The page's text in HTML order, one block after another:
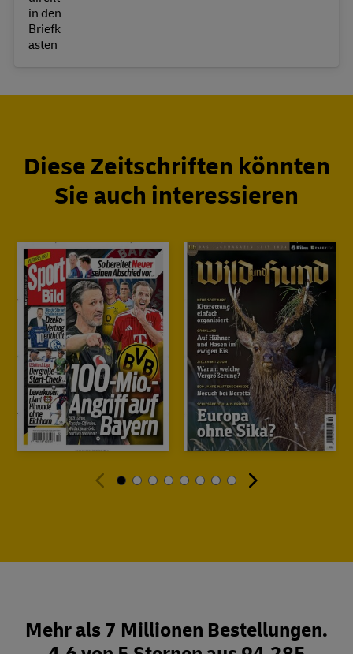
Diese Zeitschriften könnten
Sie auch interessieren
Mehr als 7 Millionen Bestellungen.